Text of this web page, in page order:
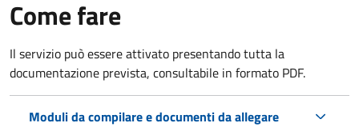
Come fare
Il servizio può essere attivato presentando tutta la
documentazione prevista, consultabile in formato PDF.
Moduli da compilare e documenti da allegare